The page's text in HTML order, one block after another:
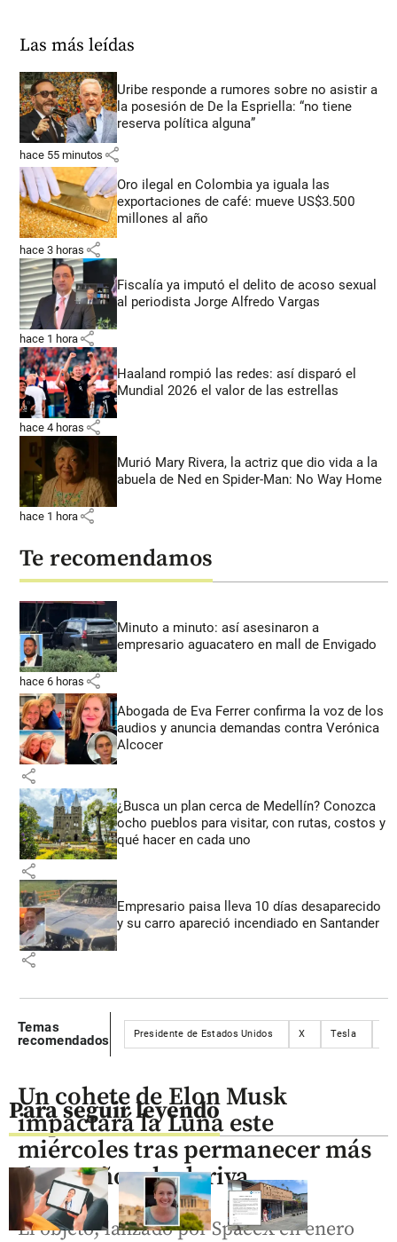
Las más leídas
Uribe responde a rumores sobre no asistir a
la posesión de De la Espriella: “no tiene
reserva política alguna”
hace 55 minutos share
Oro ilegal en Colombia ya iguala las
exportaciones de café: mueve US$3.500
millones al año
hace 3 horas share
Fiscalía ya imputó el delito de acoso sexual
al periodista Jorge Alfredo Vargas
hace 1 hora share
Haaland rompió las redes: así disparó el
Mundial 2026 el valor de las estrellas
hace 4 horas share
Murió Mary Rivera, la actriz que dio vida a la
abuela de Ned en Spider-Man: No Way Home
hace 1 hora share
Te recomendamos
Minuto a minuto: así asesinaron a
empresario aguacatero en mall de Envigado
hace 6 horas share
Abogada de Eva Ferrer confirma la voz de los
audios y anuncia demandas contra Verónica
Alcocer
share
¿Busca un plan cerca de Medellín? Conozca
ocho pueblos para visitar, con rutas, costos y
qué hacer en cada uno
share
Empresario paisa lleva 10 días desaparecido
y su carro apareció incendiado en Santander
share
Temas
recomendados
Presidente de Estados Unidos X Tesla
Para seguir leyendo
Un cohete de Elon Musk
impactará la Luna este
miércoles tras permanecer más
de un año a la deriva
El objeto, lanzado por SpaceX en enero